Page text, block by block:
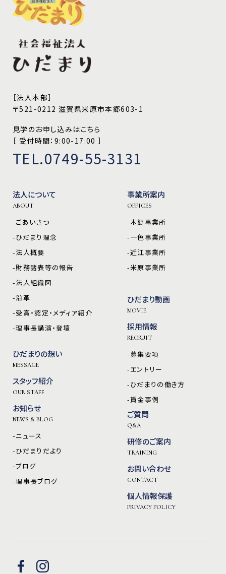
［法人本部］
〒521-0212 滋賀県米原市本郷603-1
見学のお申し込みはこちら
［ 受付時間：9:00-17:00 ］
TEL.0749-55-3131
法人について
ABOUT
-ごあいさつ
-ひだまり理念
-法人概要
-財務諸表等の報告
-法人組織図
-沿革
-受賞・認定・メディア紹介
-理事長講演・登壇
ひだまりの想い
MESSAGE
スタッフ紹介
OUR STAFF
お知らせ
NEWS & BLOG
-ニュース
-ひだまりだより
-ブログ
-理事長ブログ
事業所案内
OFFICES
-本郷事業所
-一色事業所
-近江事業所
-米原事業所
ひだまり動画
MOVIE
採用情報
RECRUIT
-募集要項
-エントリー
-ひだまりの働き方
-賃金事例
ご質問
Q&A
研修のご案内
TRAINING
お問い合わせ
CONTACT
個人情報保護
PRIVACY POLICY